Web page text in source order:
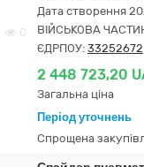
0
Дата створення
ВІЙСЬКОВА
ЄДРПОУ: 33252672
2 448 723,20
Загальна ціна
Період уточнень
Спрощена